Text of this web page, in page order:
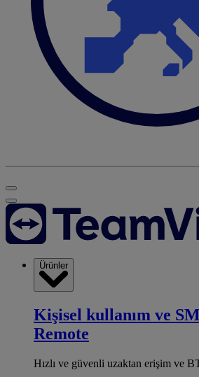
Ürünler
Kişisel kullanım ve
Remote
Hızlı ve güvenli uzaktan erişim ve